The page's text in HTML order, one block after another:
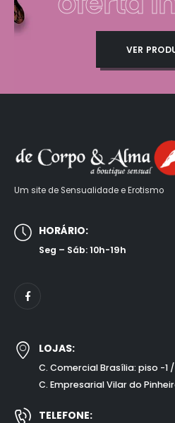
VER
Um site de Sensualidade e Erotismo
HORÁRIO:
Seg – Sáb: 10h-19h
LOJAS:
C. Comercial Brasília: piso -1 /
C. Empresarial Vilar do
TELEFONE: